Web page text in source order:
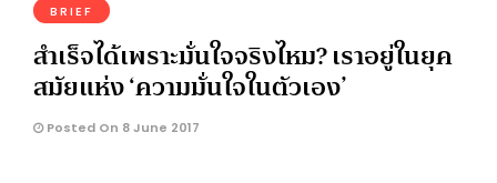
BRIEF
สำเร็จได้เพราะมั่นใจจริงไหม? เราอยู่ในยุค
สมัยแห่ง ‘ความมั่นใจในตัวเอง’
Posted On 8 June 2017